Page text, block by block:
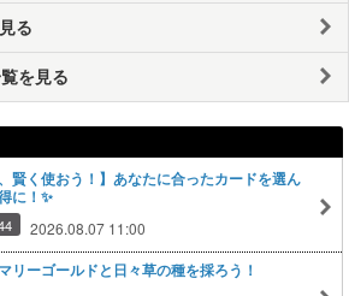
る
を見る
賢く使おう！】あなたに合ったカードを選ん
に！✨
2026.08.07 11:00
リーゴールドと日々草の種を採ろう！